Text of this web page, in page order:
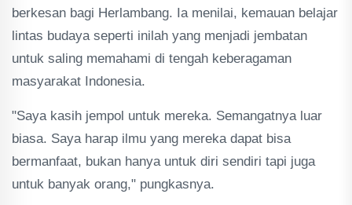
berkesan bagi Herlambang. Ia menilai, kemauan belajar
lintas budaya seperti inilah yang menjadi jembatan
untuk saling memahami di tengah keberagaman
masyarakat Indonesia.
"Saya kasih jempol untuk mereka. Semangatnya luar
biasa. Saya harap ilmu yang mereka dapat bisa
bermanfaat, bukan hanya untuk diri sendiri tapi juga
untuk banyak orang," pungkasnya.